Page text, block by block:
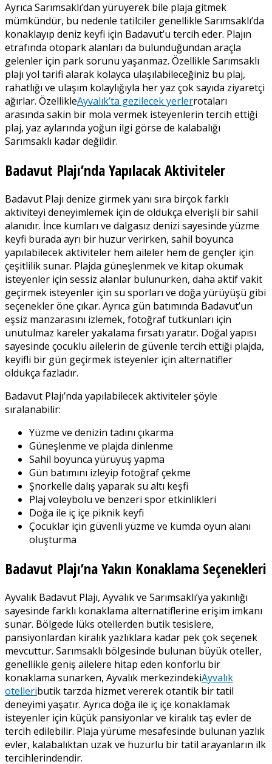
Ayrıca Sarımsaklı’dan yürüyerek bile plaja gitmek
mümkündür, bu nedenle tatilciler genellikle Sarımsaklı’da
konaklayıp deniz keyfi için Badavut’u tercih eder. Plajın
etrafında otopark alanları da bulunduğundan araçla
gelenler için park sorunu yaşanmaz. Özellikle Sarımsaklı
plajı yol tarifi alarak kolayca ulaşılabileceğiniz bu plaj,
rahatlığı ve ulaşım kolaylığıyla her yaz çok sayıda ziyaretçi
ağırlar. ÖzellikleAyvalık’ta gezilecek yerlerrotaları
arasında sakin bir mola vermek isteyenlerin tercih ettiği
plaj, yaz aylarında yoğun ilgi görse de kalabalığı
Sarımsaklı kadar değildir.
Badavut Plajı’nda Yapılacak Aktiviteler
Badavut Plajı denize girmek yanı sıra birçok farklı
aktiviteyi deneyimlemek için de oldukça elverişli bir sahil
alanıdır. İnce kumları ve dalgasız denizi sayesinde yüzme
keyfi burada ayrı bir huzur verirken, sahil boyunca
yapılabilecek aktiviteler hem aileler hem de gençler için
çeşitlilik sunar. Plajda güneşlenmek ve kitap okumak
isteyenler için sessiz alanlar bulunurken, daha aktif vakit
geçirmek isteyenler için su sporları ve doğa yürüyüşü gibi
seçenekler öne çıkar. Ayrıca gün batımında Badavut’un
eşsiz manzarasını izlemek, fotoğraf tutkunları için
unutulmaz kareler yakalama fırsatı yaratır. Doğal yapısı
sayesinde çocuklu ailelerin de güvenle tercih ettiği plajda,
keyifli bir gün geçirmek isteyenler için alternatifler
oldukça fazladır.
Badavut Plajı’nda yapılabilecek aktiviteler şöyle
sıralanabilir:
Yüzme ve denizin tadını çıkarma
Güneşlenme ve plajda dinlenme
Sahil boyunca yürüyüş yapma
Gün batımını izleyip fotoğraf çekme
Şnorkelle dalış yaparak su altı keşfi
Plaj voleybolu ve benzeri spor etkinlikleri
Doğa ile iç içe piknik keyfi
Çocuklar için güvenli yüzme ve kumda oyun alanı
oluşturma
Badavut Plajı’na Yakın Konaklama Seçenekleri
Ayvalık Badavut Plajı, Ayvalık ve Sarımsaklı’ya yakınlığı
sayesinde farklı konaklama alternatiflerine erişim imkanı
sunar. Bölgede lüks otellerden butik tesislere,
pansiyonlardan kiralık yazlıklara kadar pek çok seçenek
mevcuttur. Sarımsaklı bölgesinde bulunan büyük oteller,
genellikle geniş ailelere hitap eden konforlu bir
konaklama sunarken, Ayvalık merkezindekiAyvalık
otelleributik tarzda hizmet vererek otantik bir tatil
deneyimi yaşatır. Ayrıca doğa ile iç içe konaklamak
isteyenler için küçük pansiyonlar ve kiralık taş evler de
tercih edilebilir. Plaja yürüme mesafesinde bulunan yazlık
evler, kalabalıktan uzak ve huzurlu bir tatil arayanların ilk
tercihlerindendir.